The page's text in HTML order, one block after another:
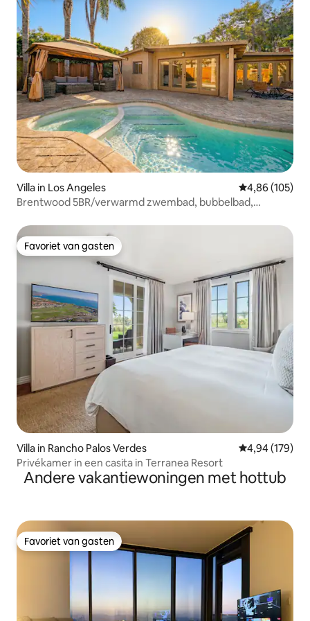
Villa in Los Angeles Gemiddelde
4,86 (105)
Brentwood 5BR/verwarmd zwembad, bubbelbad,
Favoriet van gasten
Favoriet van gasten
Villa in Rancho Palos Verdes Gemiddelde
4,94 (179)
Privékamer in een casita in Terranea Resort
Andere vakantiewoningen met hottub
Favoriet van gasten
Favoriet van gasten